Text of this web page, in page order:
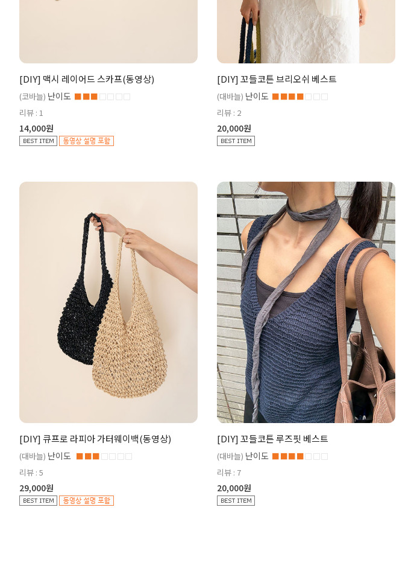
[DIY] 맥시 레이어드 스카프(동영상)
(코바늘) 난이도 ■■■□□□□
리뷰 : 1
14,000원
[DIY] 꼬들코튼 브리오쉬 베스트
(대바늘) 난이도 ■■■■□□□
리뷰 : 2
20,000원
[DIY] 큐프로 라피아 가터웨이백(동영상)
(대바늘) 난이도 ■■■□□□□
리뷰 : 5
29,000원
[DIY] 꼬들코튼 루즈핏 베스트
(대바늘) 난이도 ■■■■□□□
리뷰 : 7
20,000원